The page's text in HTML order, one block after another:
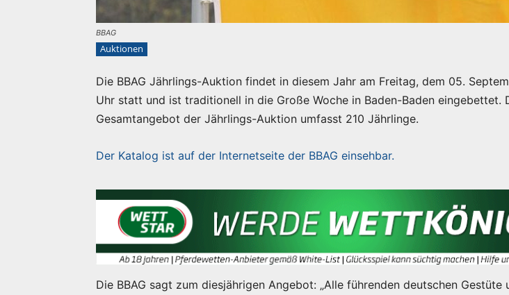
BBAG
Auktionen
Die BBAG Jährlings-Auktion findet in diesem Jahr am Freitag, dem 05.
Uhr statt und ist traditionell in die Große Woche in Baden-Baden eingebettet.
Gesamtangebot der Jährlings-Auktion umfasst 210 Jährlinge.
Der Katalog ist auf der Internetseite der BBAG einsehbar.
Die BBAG sagt zum diesjährigen Angebot: „Alle führenden deutschen Gestüte